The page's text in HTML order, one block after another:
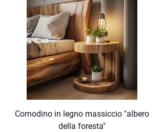
Comodino in legno massiccio "albero
della foresta"